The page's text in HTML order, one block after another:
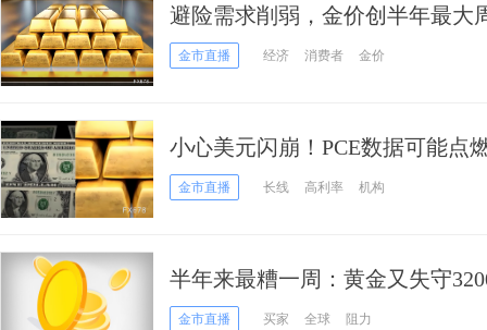
避险需求削弱，金价创半年最大
储政策转向预期或成下周波动导
金市直播 经济 消费者 金价
小心美元闪崩！PCE数据可能点
金市直播 长线 高利率 机构
半年来最糟一周：黄金又失守
起：今年恐降息一次
金市直播 买家 全球 阻力